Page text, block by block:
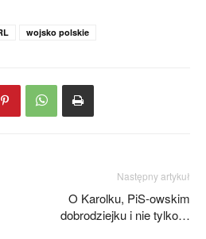
wojsko polskie
Następny artykuł
O Karolku, PiS-owskim
dobrodziejku i nie tylko…